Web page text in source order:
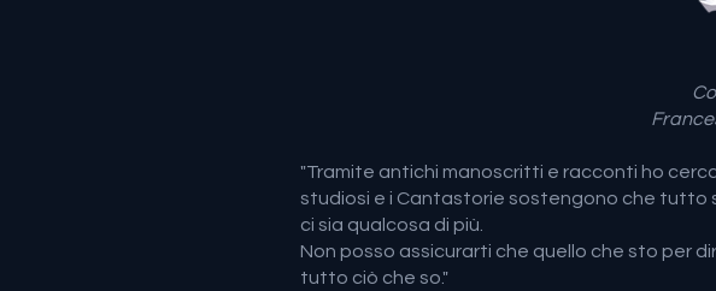
"Tramite antichi manoscritti e racconti ho
studiosi e i Cantastorie sostengono che tutto
ci sia qualcosa di più.
Non posso assicurarti che quello che sto per
tutto ciò che so."